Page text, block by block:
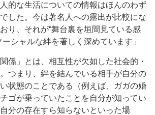
的な生活についての情報はほんのわず
した。今は著名人への露出が比較にな
り、それが“舞台裏を垣間見ている感
シャルな絆を著しく深めています」
係」とは、相互性が欠如した社会的・
つまり、絆を結んでいる相手が自分の
状態のことである（例えば、ガガの婚
ゴが乗っていたことを自分が知ってい
分の存在すら知らないといった場